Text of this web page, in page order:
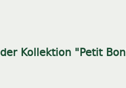
Kollektion "Petit